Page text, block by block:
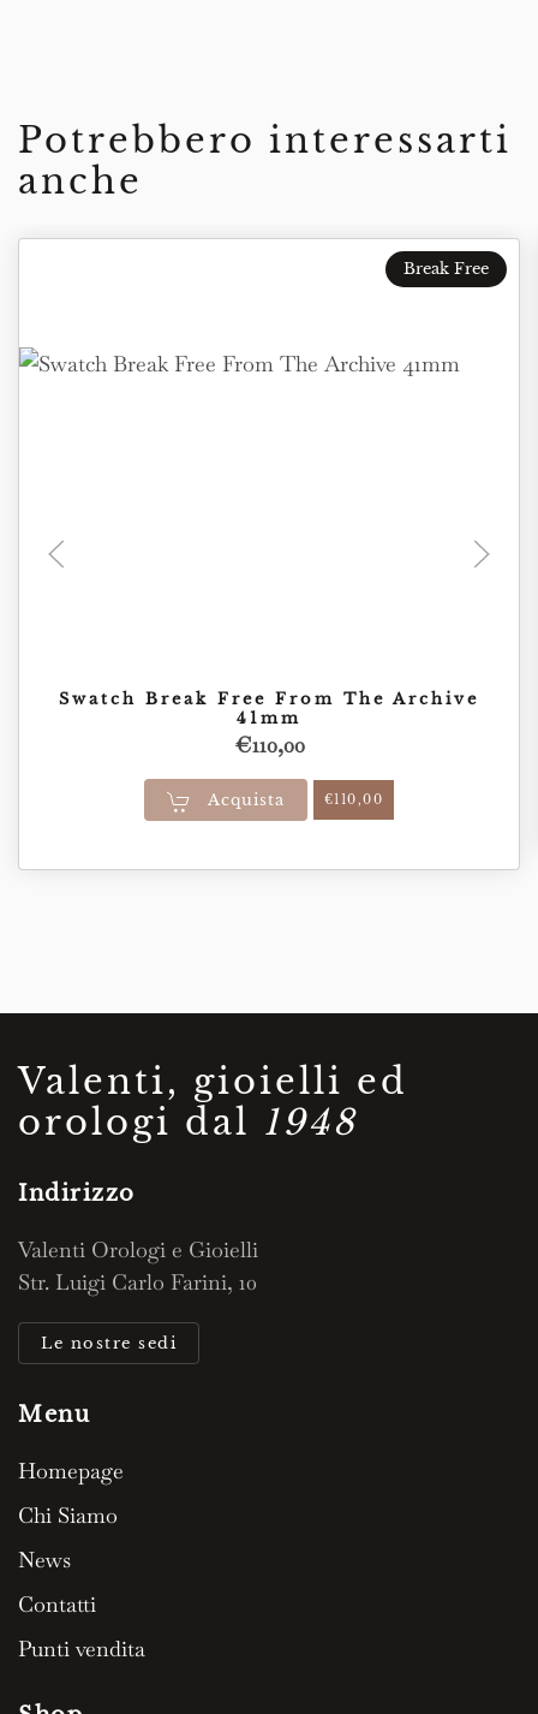
Potrebbero interessarti
anche
Swatch Break Free From The Archive
41mm
€110,00
Acquista €110,00
Break Free
Valenti, gioielli ed
orologi dal 1948
Indirizzo
Valenti Orologi e Gioielli
Str. Luigi Carlo Farini, 10
Le nostre sedi
Menu
Homepage
Chi Siamo
News
Contatti
Punti vendita